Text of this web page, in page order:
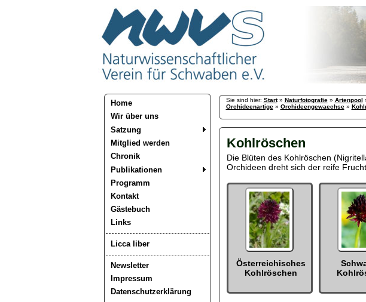
Home
Wir über uns
Satzung
Mitglied werden
Chronik
Publikationen
Programm
Kontakt
Gästebuch
Links
Licca liber
Newsletter
Impressum
Datenschutzerklärung
Sie sind hier: Start» Naturfotografie» Artenpool
Orchideenartige» Orchideengewaechse»
Kohlröschen
Die Blüten des Kohlröschen
Orchideen dreht sich der reife
Österreichisches
Kohlröschen